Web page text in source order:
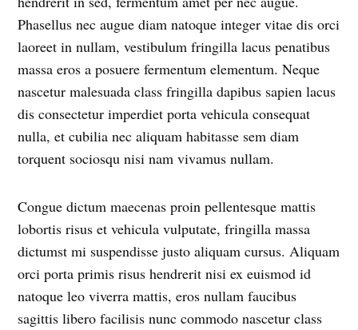
Phasellus nec augue diam natoque integer vitae dis orci
laoreet in nullam, vestibulum fringilla lacus penatibus
massa eros a posuere fermentum elementum. Neque
nascetur malesuada class fringilla dapibus sapien lacus
dis consectetur imperdiet porta vehicula consequat
nulla, et cubilia nec aliquam habitasse sem diam
torquent sociosqu nisi nam vivamus nullam.
Congue dictum maecenas proin pellentesque mattis
lobortis risus et vehicula vulputate, fringilla massa
dictumst mi suspendisse justo aliquam cursus. Aliquam
orci porta primis risus hendrerit nisi ex euismod id
natoque leo viverra mattis, eros nullam faucibus
sagittis libero facilisis nunc commodo nascetur class